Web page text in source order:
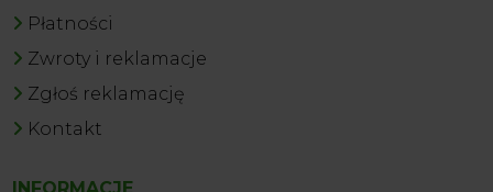
Płatności
Zwroty i reklamacje
Zgłoś reklamację
Kontakt